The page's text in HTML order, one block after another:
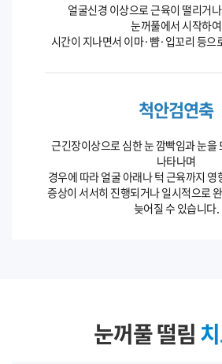
얼굴신경 이상으로 근육이 떨리거
눈꺼풀에서 시작하여
시간이 지나면서 이마·뺨·입꼬리 등으
척안검연축
근긴장이상으로 심한 눈 깜빡임과 눈을
나타나며
경우에 따라 얼굴 아래나 턱 근육까지 영
증상이 서서히 진행되거나 일시적으로
늦어질 수 있습니다.
눈꺼풀 떨림